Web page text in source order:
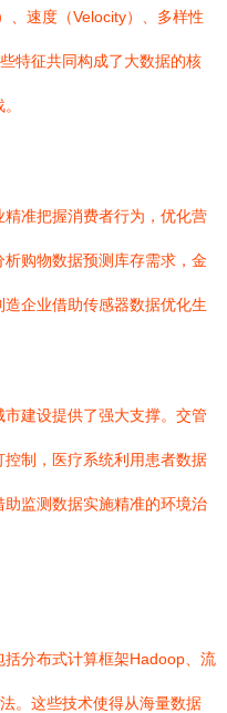
速度（Velocity）、多样性
特征共同构成了大数据的核
准把握消费者行为，优化营
购物数据预测库存需求，金
企业借助传感器数据优化生
建设提供了强大支撑。交管
制，医疗系统利用患者数据
监测数据实施精准的环境治
分布式计算框架Hadoop、流
。这些技术使得从海量数据